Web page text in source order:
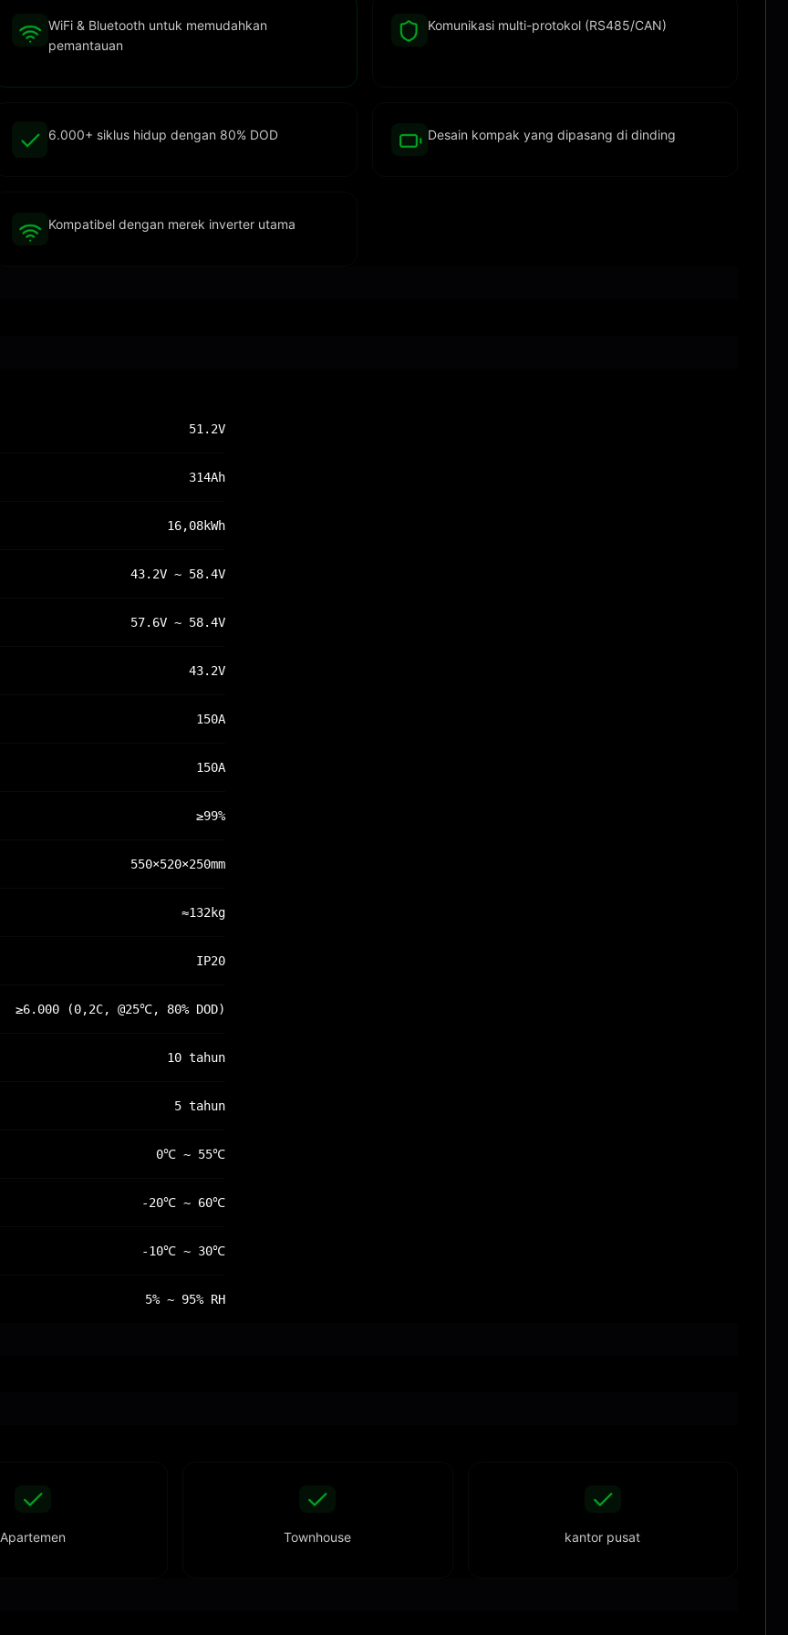
WiFi & Bluetooth untuk memudahkan
pemantauan
Komunikasi multi-protokol (RS485/CAN)
6.000+ siklus hidup dengan 80% DOD Desain kompak yang dipasang di dinding
Kompatibel dengan merek inverter utama
51.2V
314Ah
16,08kWh
43.2V ~ 58.4V
57.6V ~ 58.4V
43.2V
150A
150A
≥99%
550×520×250mm
≈132kg
IP20
≥6.000 (0,2C, @25℃, 80% DOD)
10 tahun
5 tahun
0℃ ~ 55℃
-20℃ ~ 60℃
-10℃ ~ 30℃
5% ~ 95% RH
Apartemen Townhouse kantor pusat